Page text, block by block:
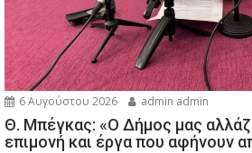
6 Αυγούστου 2026 admin admin
Θ. Μπέγκας: «Ο Δήμος μας
επιμονή και έργα που αφήνουν